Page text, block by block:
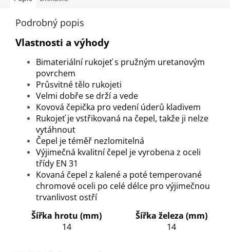
Podrobný popis
Vlastnosti a výhody
Bimateriální rukojeť s pružným uretanovým
povrchem
Průsvitné tělo rukojeti
Velmi dobře se drží a vede
Kovová čepička pro vedení úderů kladivem
Rukojeť je vstřikovaná na čepel, takže ji nelze
vytáhnout
Čepel je téměř nezlomitelná
Výjimečná kvalitní čepel je vyrobena z oceli
třídy EN 31
Kovaná čepel z kalené a poté temperované
chromové oceli po celé délce pro výjimečnou
trvanlivost ostří
Šířka hrotu (mm)
Šířka železa (mm)
14
14